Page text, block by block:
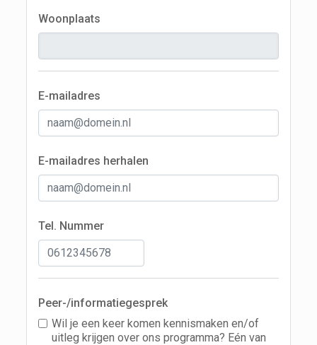
Woonplaats
E-mailadres
E-mailadres herhalen
Tel. Nummer
Peer-/informatiegesprek
Wil je een keer komen kennismaken en/of
uitleg krijgen over ons programma? Eén van